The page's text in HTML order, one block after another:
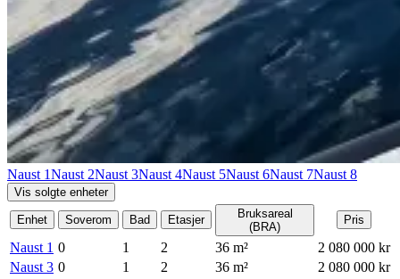
Naust 1Naust 2Naust 3Naust 4Naust 5Naust 6Naust 7Naust 8
Vis solgte enheter
Enhet Soverom Bad Etasjer
Bruksareal
(BRA)
Pris
Naust 1 0 1 2 36 m²
2 080 000 kr
Naust 3 0 1 2 36 m²
2 080 000 kr